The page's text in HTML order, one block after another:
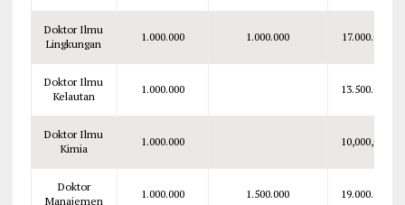
Doktor Ilmu
Lingkungan
1.000.000 1.000.000 17.000.000
Doktor Ilmu
Kelautan
1.000.000 13.500.000
Doktor Ilmu
Kimia
1.000.000 10,000,000
Doktor
Manajemen
1.000.000 1.500.000 19.000.000